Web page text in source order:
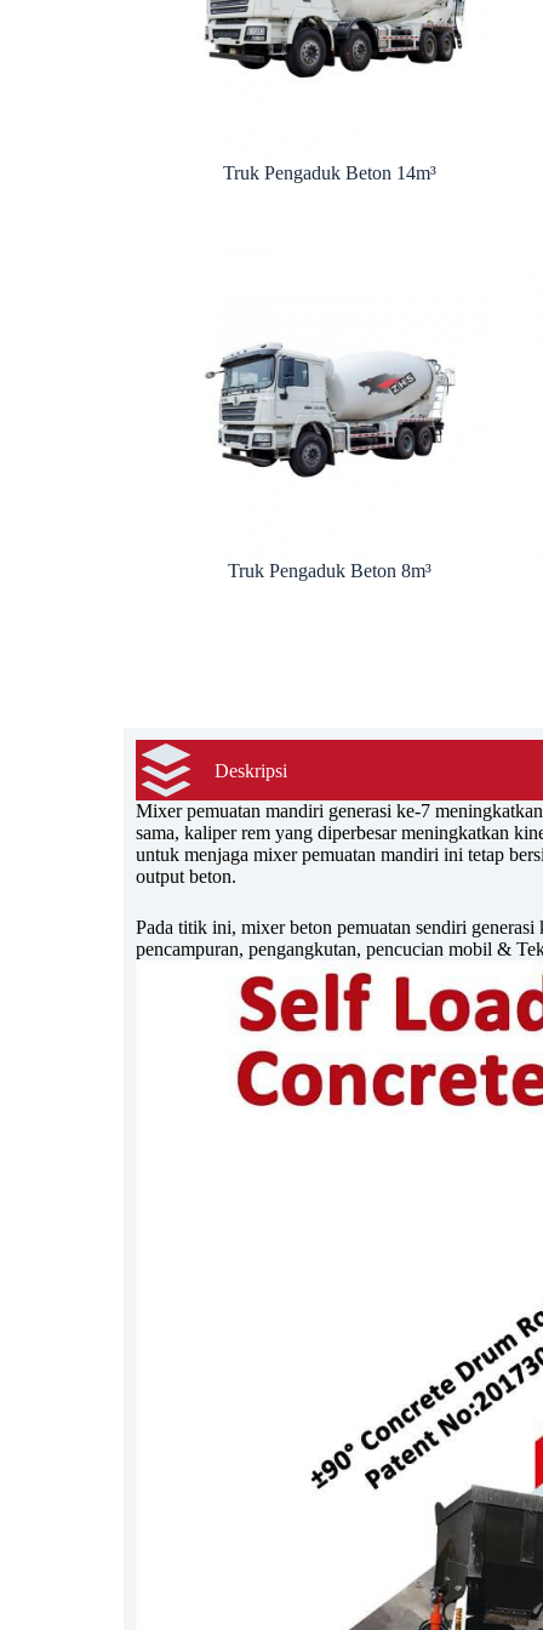
Truk Pengaduk Beton 14m³
Truk Pengaduk Beton 8m³
Deskripsi
Mixer pemuatan mandiri generasi ke-7
sama, kaliper rem yang diperbesar meningkatkan
untuk menjaga mixer pemuatan mandiri ini tetap
output beton.
Pada titik ini, mixer beton pemuatan sendiri
pencampuran, pengangkutan, pencucian mobil &